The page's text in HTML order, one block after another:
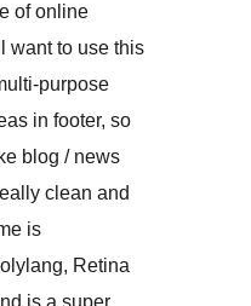
of online
want to use this
purpose
in footer, so
blog / news
clean and
is
Retina